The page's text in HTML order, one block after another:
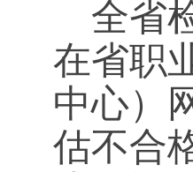
全省
在省职
中心）
估不合